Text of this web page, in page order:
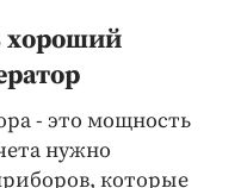
хороший
- это мощность
нужно
которые